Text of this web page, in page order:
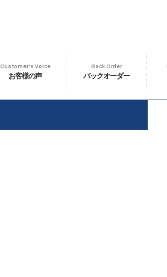
Customer's Voice
お客様の声
Back Order
バックオーダー